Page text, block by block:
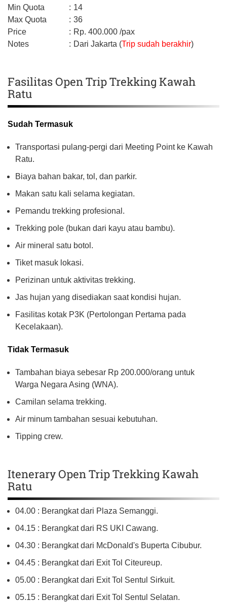
Min Quota
: 14
Max Quota
: 36
Price
: Rp. 400.000 /pax
Notes
: Dari Jakarta (Trip sudah berakhir)
Fasilitas Open Trip Trekking Kawah
Ratu
Sudah Termasuk
Transportasi pulang-pergi dari Meeting Point ke Kawah
Ratu.
Biaya bahan bakar, tol, dan parkir.
Makan satu kali selama kegiatan.
Pemandu trekking profesional.
Trekking pole (bukan dari kayu atau bambu).
Air mineral satu botol.
Tiket masuk lokasi.
Perizinan untuk aktivitas trekking.
Jas hujan yang disediakan saat kondisi hujan.
Fasilitas kotak P3K (Pertolongan Pertama pada
Kecelakaan).
Tidak Termasuk
Tambahan biaya sebesar Rp 200.000/orang untuk
Warga Negara Asing (WNA).
Camilan selama trekking.
Air minum tambahan sesuai kebutuhan.
Tipping crew.
Itenerary Open Trip Trekking Kawah
Ratu
04.00 : Berangkat dari Plaza Semanggi.
04.15 : Berangkat dari RS UKI Cawang.
04.30 : Berangkat dari McDonald's Buperta Cibubur.
04.45 : Berangkat dari Exit Tol Citeureup.
05.00 : Berangkat dari Exit Tol Sentul Sirkuit.
05.15 : Berangkat dari Exit Tol Sentul Selatan.